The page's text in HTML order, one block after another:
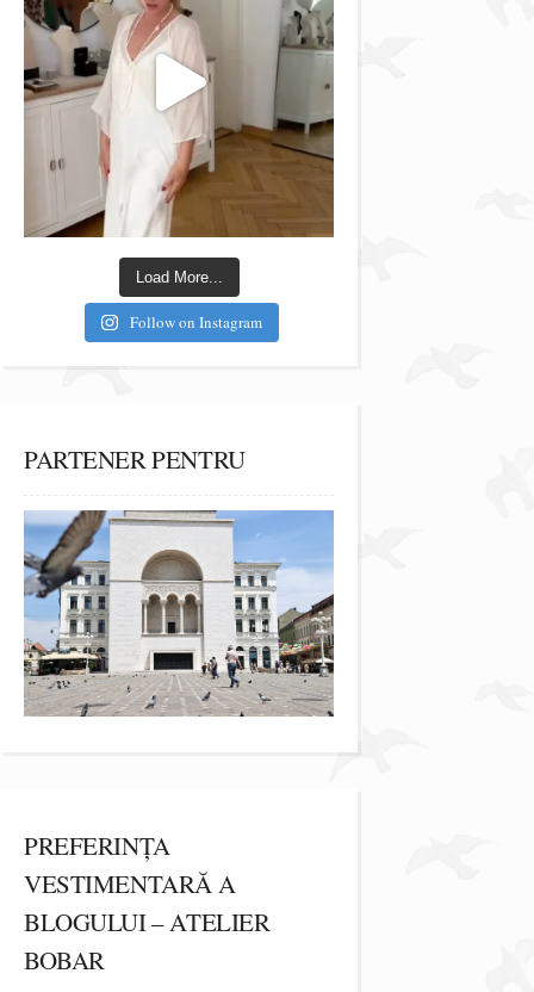
Load More...
Follow on Instagram
PARTENER PENTRU
PREFERINȚA
VESTIMENTARĂ A
BLOGULUI – ATELIER
BOBAR